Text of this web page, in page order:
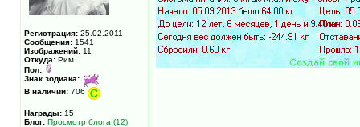
Регистрация: 25.02.2011
Сообщения: 1541
Изображений: 11
Откуда: Рим
Пол:
Знак зодиака:
В наличии: 706
Награды: 15
Блог: Просмотр блога (12)